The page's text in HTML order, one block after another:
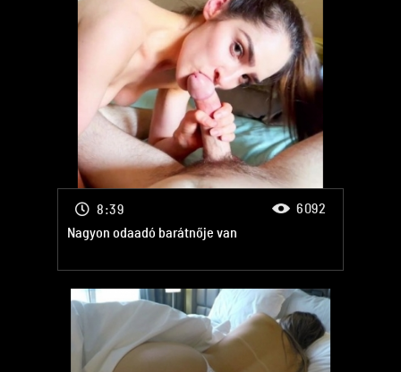
Nagyon odaadó barátnője van
8:39 6092